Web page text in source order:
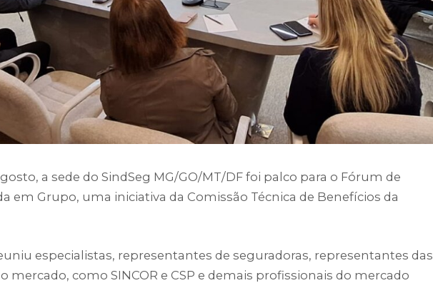
a sede do SindSeg MG/GO/MT/DF foi palco para o Fórum de
em Grupo, uma iniciativa da Comissão Técnica de Benefícios da
especialistas, representantes de seguradoras, representantes das
mercado, como SINCOR e CSP e demais profissionais do mercado